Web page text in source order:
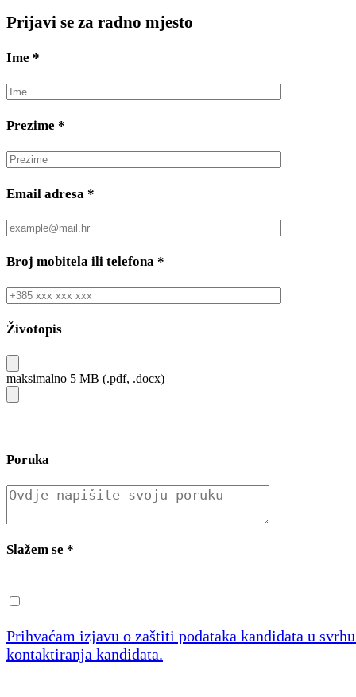
Prijavi se za radno mjesto
Ime *
Prezime *
Email adresa *
Broj mobitela ili telefona *
Životopis
maksimalno 5 MB (.pdf, .docx)
Poruka
Slažem se *
Prihvaćam izjavu o zaštiti podataka kandidata u
kontaktiranja kandidata.